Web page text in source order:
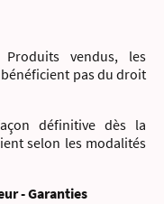
vendus, les
pas du droit
définitive dès la
selon les modalités
- Garanties